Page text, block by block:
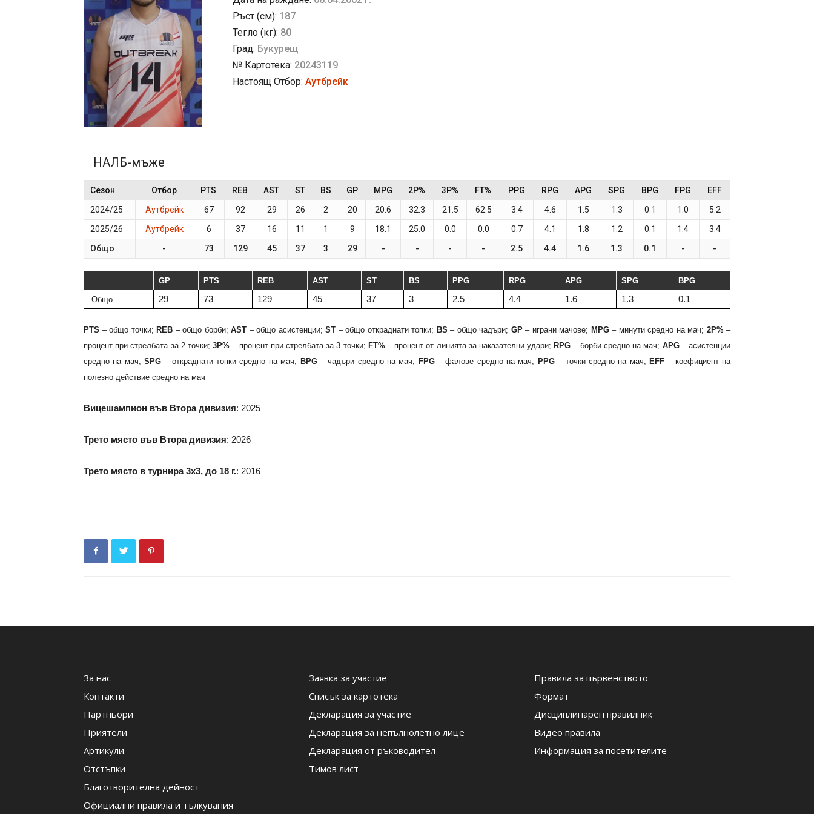
Ръст (см): 187
Тегло (кг): 80
Град: Букурещ
№ Картотека: 20243119
Настоящ Отбор: Аутбрейк
НАЛБ-мъже
Сезон Отбор PTS REB AST ST BS GP MPG 2P% 3P% FT% PPG RPG APG SPG BPG FPG
EFF
2024/25
Аутбрейк 67 92 29 26 2 20 20.6 32.3 21.5 62.5 3.4 4.6 1.5 1.3 0.1 1.0
5.2
2025/26
Аутбрейк 6 37 16 11 1 9 18.1 25.0 0.0 0.0 0.7 4.1 1.8 1.2 0.1 1.4
3.4
Общо
- 73 129 45 37 3 29 - - - - 2.5 4.4 1.6 1.3 0.1 - -
GP PTS REB AST ST BS PPG RPG APG SPG BPG
Общо 29 73 129 45 37 3 2.5 4.4 1.6 1.3 0.1
PTS – общо точки; REB – общо борби; AST – общо асистенции; ST – общо откраднати топки; BS – общо чадъри; GP– играни мачове; MPG– минути средно на мач; 2P%–
процент при стрелбата за 2 точки;3P% – процент при стрелбата за 3 точки; FT%– процент от линията за наказателни удари;RPG – борби средно на мач; APG– асистенции
средно на мач;SPG – откраднати топки средно на мач; BPG– чадъри средно на мач; FPG– фалове средно на мач; PPG– точки средно на мач; EFF– коефициент на
полезно действие средно на мач
Вицешампион във Втора дивизия: 2025
Трето място във Втора дивизия: 2026
Трето място в турнира 3х3, до 18 г.: 2016
За нас
Контакти
Партньори
Приятели
Артикули
Отстъпки
Благотворителна дейност
Официални правила и тълкувания
Заявка за участие
Списък за картотека
Декларация за участие
Декларация за непълнолетно лице
Декларация от ръководител
Тимов лист
Правила за първенството
Формат
Дисциплинарен правилник
Видео правила
Информация за посетителите